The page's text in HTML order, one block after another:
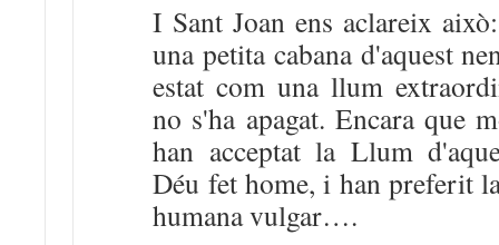
I Sant Joan ens aclareix
una petita cabana d'aquest
estat com una llum
no s'ha apagat. Encara que
han acceptat la Llum
Déu fet home, i han preferit
humana vulgar….